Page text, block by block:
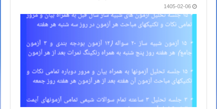
1405-02-06